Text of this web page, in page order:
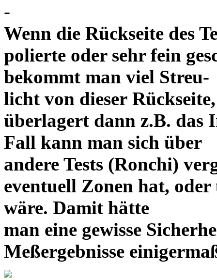
-
Wenn die Rückseite des
polierte oder sehr fein
bekommt man viel Streu-
licht von dieser
überlagert dann z.B. das
Fall kann man sich über
andere Tests (Ronchi)
eventuell Zonen hat,
wäre. Damit hätte
man eine gewisse
Meßergebnisse